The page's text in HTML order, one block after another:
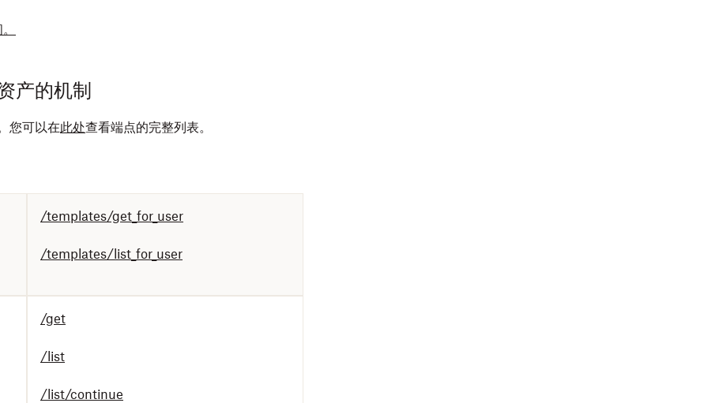
产的机制
您可以在此处查看端点的完整列表。
/templates/get_for_user
/templates/list_for_user
/get
/list
/list/continue